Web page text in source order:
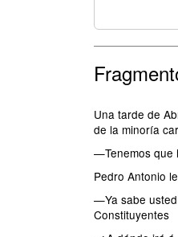
Una tarde de
de la minoría
—Tenemos que
Pedro Antonio
—Ya sabe
Constituyentes